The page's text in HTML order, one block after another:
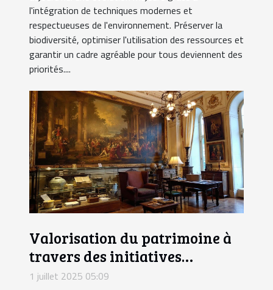
l'intégration de techniques modernes et
respectueuses de l'environnement. Préserver la
biodiversité, optimiser l'utilisation des ressources et
garantir un cadre agréable pour tous deviennent des
priorités....
Valorisation du patrimoine à
travers des initiatives
muséales innovantes
1 juillet 2025 05:09